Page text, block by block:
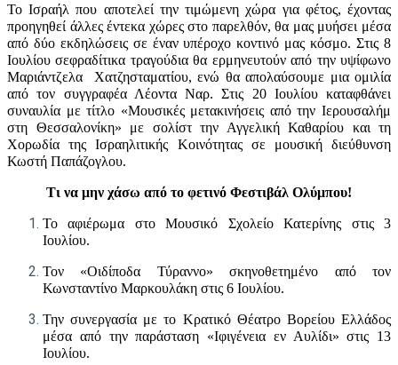
Το Ισραήλ που αποτελεί την τιμώμενη χώρα για φέτος, έχοντας
προηγηθεί άλλες έντεκα χώρες στο παρελθόν, θα μας μυήσει μέσα
από δύο εκδηλώσεις σε έναν υπέροχο κοντινό μας κόσμο. Στις 8
Ιουλίου σεφραδίτικα τραγούδια θα ερμηνευτούν από την υψίφωνο
Μαριάντζελα Χατζησταματίου, ενώ θα απολαύσουμε μια ομιλία
από τον συγγραφέα Λέοντα Ναρ. Στις 20 Ιουλίου καταφθάνει
συναυλία με τίτλο «Μουσικές μετακινήσεις από την Ιερουσαλήμ
στη Θεσσαλονίκη» με σολίστ την Αγγελική Καθαρίου και τη
Χορωδία της Ισραηλιτικής Κοινότητας σε μουσική διεύθυνση
Κωστή Παπάζογλου.
Τι να μην χάσω από το φετινό Φεστιβάλ Ολύμπου!
Το αφιέρωμα στο Μουσικό Σχολείο Κατερίνης στις 3
Ιουλίου.
Τον «Οιδίποδα Τύραννο» σκηνοθετημένο από τον
Κωνσταντίνο Μαρκουλάκη στις 6 Ιουλίου.
Την συνεργασία με το Κρατικό Θέατρο Βορείου Ελλάδος
μέσα από την παράσταση «Ιφιγένεια εν Αυλίδι» στις 13
Ιουλίου.